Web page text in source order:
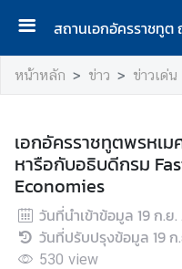
สถานเอกอัครราชทู
ห
น้
ร
ก
ส
ถ
า
หน้าหลัก ข่าว ข่าวเด่น
เอกอัครราชทูตพรหเ
หารือกับอธิบดีกรม
Economies
วันที่นำเข้าข้อมูล 19 ก.ย
วันที่ปรับปรุงข้อมูล 19
530 view